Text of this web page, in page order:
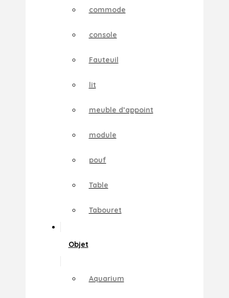
commode
console
Fauteuil
lit
meuble d’appoint
module
pouf
Table
Tabouret
Objet
Aquarium